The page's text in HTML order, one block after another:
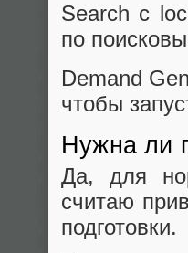
Search с
по
Demand
чтобы
Нужна ли
Да, для
считаю
подготовки.